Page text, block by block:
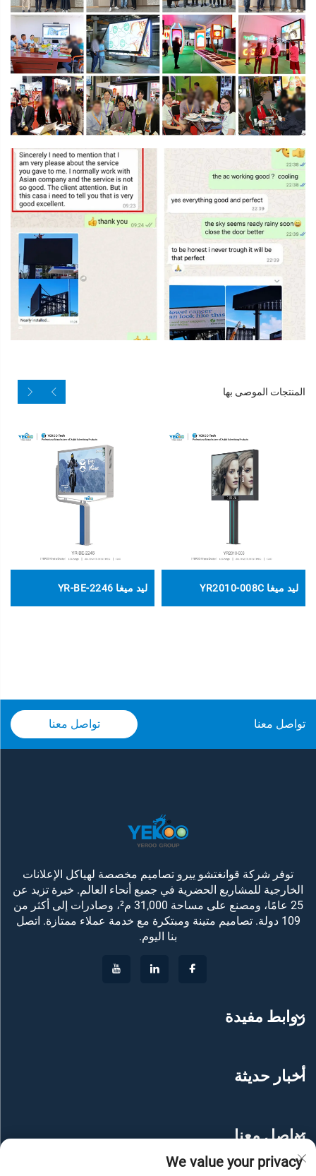
المنتجات الموصى بها
ليد ميغا YR2010-008C ليد ميغا YR-BE-2246
تواصل معنا تواصل معنا
توفر شركة قوانغتشو ييرو تصاميم مخصصة لهياكل الإعلانات
الخارجية للمشاريع الحضرية في جميع أنحاء العالم. خبرة تزيد عن
25 عامًا، ومصنع على مساحة 31,000 م²، وصادرات إلى أكثر من
109 دولة. تصاميم متينة ومبتكرة مع خدمة عملاء ممتازة. اتصل
بنا اليوم.
روابط مفيدة
أخبار حديثة
تواصل معنا
We value your privacy